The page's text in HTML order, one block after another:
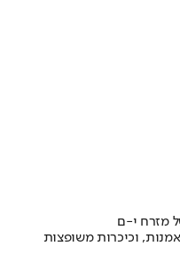
מזרח י-ם
וכיכרות משופצות